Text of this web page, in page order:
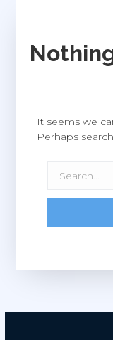
It seems we
Perhaps